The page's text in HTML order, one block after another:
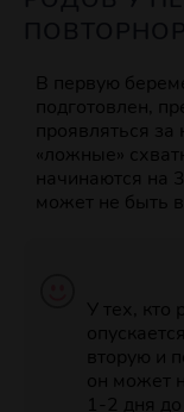
В первую
подготовлен,
проявляться
«ложные»
начинаются на
может не быть
У тех,
вторую и
он может
1-2 дня до